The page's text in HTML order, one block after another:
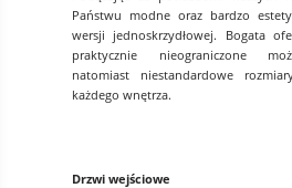
Państwu modne oraz bardzo
wersji jednoskrzydłowej. Bogata
praktycznie nieograniczone
natomiast niestandardowe
każdego wnętrza.
Drzwi wejściowe